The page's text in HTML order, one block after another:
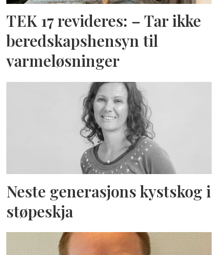
TEK 17 revideres: – Tar ikke
beredskapshensyn til
varmeløsninger
Neste generasjons kystskog i
støpeskja